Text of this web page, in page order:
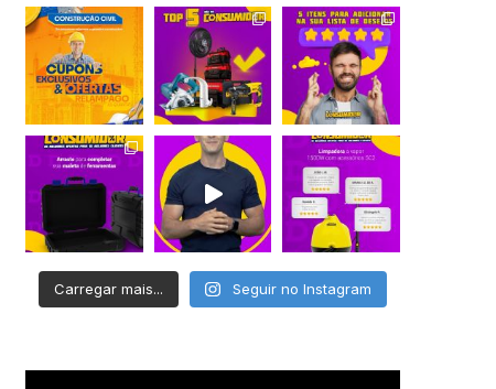
Carregar mais... Seguir no Instagram